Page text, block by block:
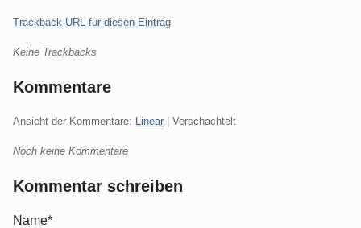
Trackback-URL für diesen Eintrag
Keine Trackbacks
Kommentare
Ansicht der Kommentare: Linear | Verschachtelt
Noch keine Kommentare
Kommentar schreiben
Name*